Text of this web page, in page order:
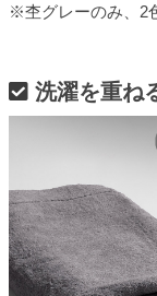
※杢グレーのみ、2
洗濯を重ね